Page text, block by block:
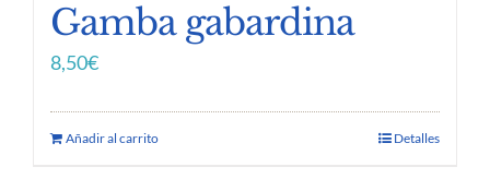
Gamba gabardina
8,50€
Añadir al carrito Detalles